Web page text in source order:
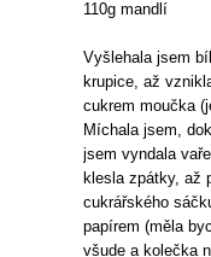
110g mandlí
Vyšlehala jsem
krupice, až
cukrem moučka
Míchala jsem,
jsem vyndala
klesla zpátky, až
cukrářského
papírem (měla
všude a kolečka